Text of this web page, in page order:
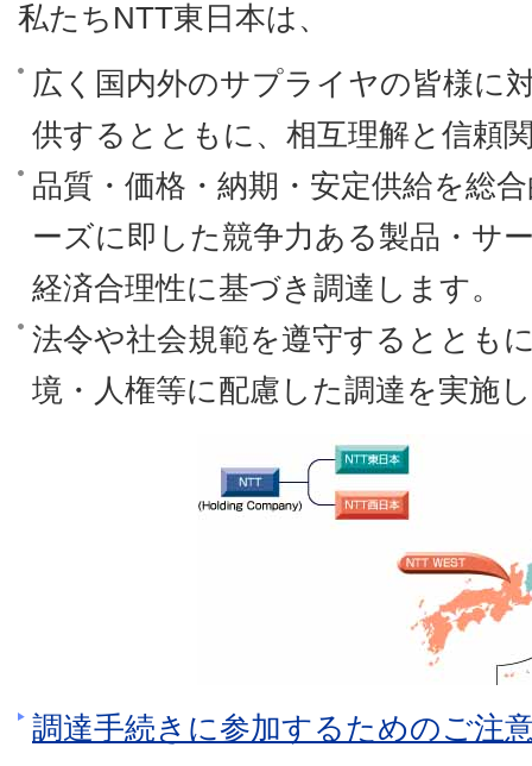
私たちNTT東日本は、
広く国内外のサプライヤの皆様に
供するとともに、相互理解と信頼
品質・価格・納期・安定供給を総
ーズに即した競争力ある製品・サ
経済合理性に基づき調達します。
法令や社会規範を遵守するととも
境・人権等に配慮した調達を実施
調達手続きに参加するためのご注